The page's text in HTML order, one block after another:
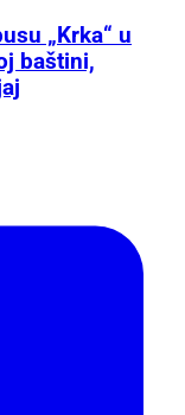
„Krka“ u
baštini,